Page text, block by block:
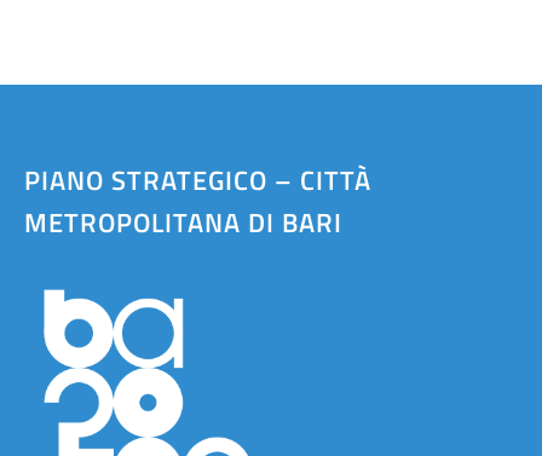
PIANO STRATEGICO – CITTÀ
METROPOLITANA DI BARI